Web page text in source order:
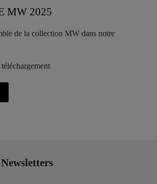
MW 2025
de la collection MW dans notre